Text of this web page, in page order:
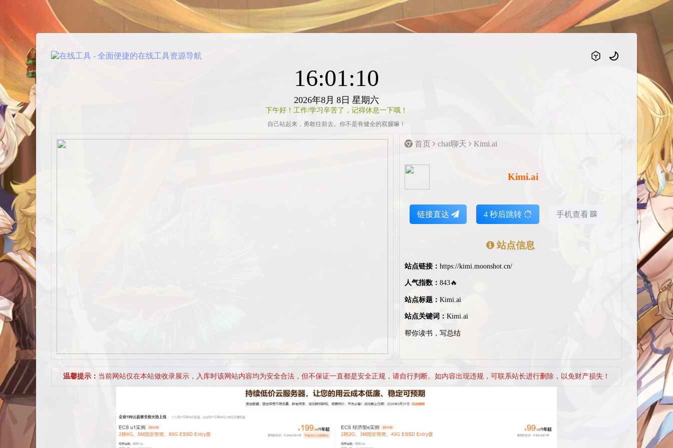
16:01:11
2026年8月 8日 星期六
下午好！工作/学习辛苦了，记得休息一下哦！
自己站起来，勇敢往前去。你不是有健全的双腿嘛！
首页 chat聊天 Kimi.ai
Kimi.ai
链接直达 4秒后跳转 手机查看
站点信息
站点链接：https://kimi.moonshot.cn/
人气指数：843🔥
站点标题：Kimi.ai
站点关键词：Kimi.ai
帮你读书，写总结
温馨提示： 当前网站仅在本站做收录展示，入库时该网站内容均为安全合法，但不保证一直都是安全正规，请自行判断。如内容出现违规，可联系站长进行删除，以免财产损失！